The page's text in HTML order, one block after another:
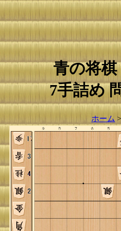
青の将棋
7手詰め
ホーム